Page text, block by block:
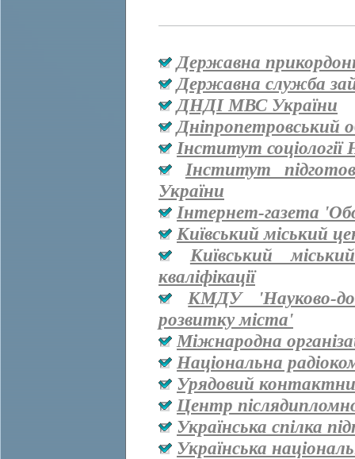
Державна
Державна служба
ДНДІ МВС України
Дніпропетровський
Інститут
Інститут
України
Інтернет-газета
Київський міський
Київський
кваліфікації
КМДУ 'Науково-
розвитку міста'
Міжнародна
Національна
Урядовий
Центр
Українська спілка
Українська